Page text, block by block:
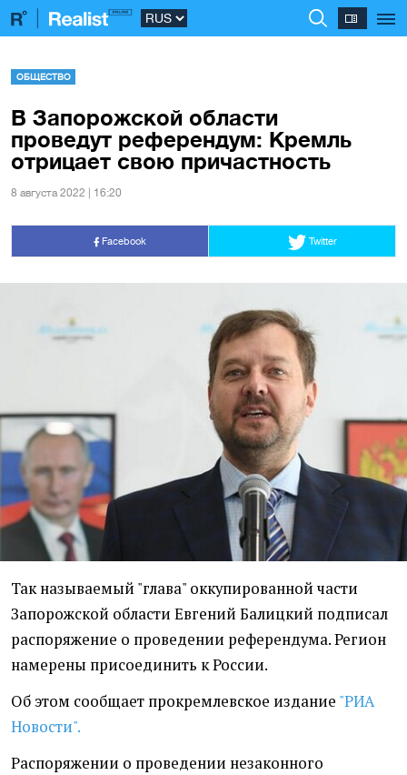
ОБЩЕСТВО
В Запорожской области
проведут референдум: Кремль
отрицает свою причастность
8 августа 2022 | 16:20
Facebook Twitter
Так называемый "глава" оккупированной части
Запорожской области Евгений Балицкий подписал
распоряжение о проведении референдума. Регион
намерены присоединить к России.
Об этом сообщает прокремлевское издание "РИА
Новости".
Распоряжении о проведении незаконного